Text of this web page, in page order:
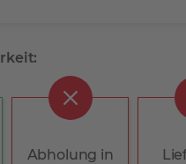
Abholung in